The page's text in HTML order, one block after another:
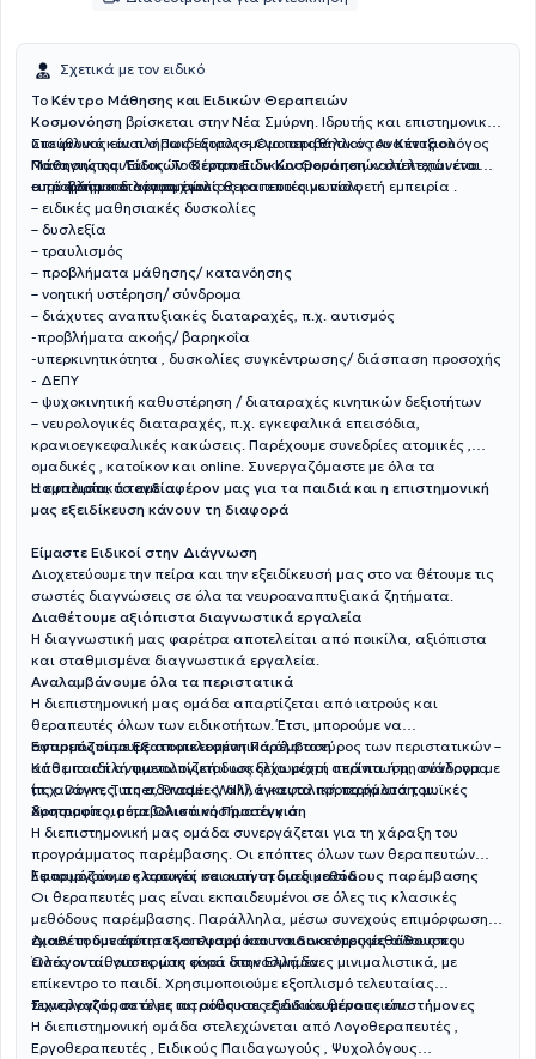
Σχετικά με τον ειδικό
Το Κέντρο Μάθησης και Ειδικών Θεραπειών
Κοσμονόηση βρίσκεται στην Νέα Σμύρνη. Ιδρυτής και επιστημονικά
υπεύθυνος είναι ο Παιδίατρος – Ομοιοπαθητικός Αναπτυξιολόγος
Παναγιώτης Λάιος. Το Κέντρο Ειδικών Θεραπειών στελεχώνεται
από άρτια καταρτισμένους θεραπευτές με πολυετή εμπειρία .
Στο φιλικό και πλήρως εξοπλισμένο περιβάλλον τουΚέντρου
Μάθησης και Ειδικών Θεραπειών Κοσμονόησηκαλύπτεται ένα
ευρύ φάσμα διαταραχών:
– προβλήματα λόγου, ομιλίας και επικοινωνίας
– ειδικές μαθησιακές δυσκολίες
– δυσλεξία
– τραυλισμός
– προβλήματα μάθησης/ κατανόησης
– νοητική υστέρηση/ σύνδρομα
– διάχυτες αναπτυξιακές διαταραχές, π.χ. αυτισμός
-προβλήματα ακοής/ βαρηκοΐα
-υπερκινητικότητα , δυσκολίες συγκέντρωσης/ διάσπαση προσοχής
- ΔΕΠΥ
– ψυχοκινητική καθυστέρηση / διαταραχές κινητικών δεξιοτήτων
– νευρολογικές διαταραχές, π.χ. εγκεφαλικά επεισόδια,
κρανιοεγκεφαλικές κακώσεις. Παρέχουμε συνεδρίες ατομικές ,
ομαδικές , κατοίκον και online. Συνεργαζόμαστε με όλα τα
ασφαλιστικά ταμεία.
Η εμπειρία, το ενδιαφέρον μας για τα παιδιά και η επιστημονική
μας εξειδίκευση κάνουν τη διαφορά
Είμαστε Ειδικοί στην Διάγνωση
Διοχετεύουμε την πείρα και την εξειδίκευσή μας στο να θέτουμε τις
σωστές διαγνώσεις σε όλα τα νευροαναπτυξιακά ζητήματα.
Διαθέτουμε αξιόπιστα διαγνωστικά εργαλεία
Η διαγνωστική μας φαρέτρα αποτελείται από ποικίλα, αξιόπιστα
και σταθμισμένα διαγνωστικά εργαλεία.
Αναλαμβάνουμε όλα τα περιστατικά
Η διεπιστημονική μας ομάδα απαρτίζεται από ιατρούς και
θεραπευτές όλων των ειδικοτήτων. Έτσι, μπορούμε να
αντιμετωπίσουμε αποτελεσματικά όλο το εύρος των περιστατικών –
από μια απλή φωνολογική δυσκολία μέχρι σπάνια ή μη σύνδρομα
(π.χ. Down, Turner, Prader-Willi), εγκεφαλική παράλυση, μυϊκές
δυστροφίες, μεταβολικά νοσήματα κ.ά.
Εφαρμόζουμε Εξατομικευμένη Παρέμβαση
Κάθε παιδί αντιμετωπίζεται ως ξεχωριστή περίπτωση, ανάλογα με
τις ανάγκες, τις αδυναμίες, αλλά και τα προτερήματά του.
Χρησιμοποιούμε Ολιστική Προσέγγιση
Η διεπιστημονική μας ομάδα συνεργάζεται για τη χάραξη του
προγράμματος παρέμβασης. Οι επόπτες όλων των θεραπευτών
λειτουργούν ως αρωγοί σε αυτή τη διαδικασία.
Εφαρμόζουμε κλασικές και καινοτόμες μεθόδους παρέμβασης
Οι θεραπευτές μας είναι εκπαιδευμένοι σε όλες τις κλασικές
μεθόδους παρέμβασης. Παράλληλα, μέσω συνεχούς επιμόρφωσης,
έχουν τη δυνατότητα να εφαρμόσουν καινοτόμες μεθόδους που
εισάγονται για πρώτη φορά στην Ελλάδα.
Διαθέτουμε άρτιο εξοπλισμό και παιδοκεντρικές αίθουσες
Όλες οι αίθουσες μας είναι διακοσμημένες μινιμαλιστικά, με
επίκεντρο το παιδί. Χρησιμοποιούμε εξοπλισμό τελευταίας
τεχνολογίας σε όλες τις αίθουσες ειδικών θεραπειών.
Συνεργαζόμαστε με ιατρούς και εξειδικευμένους επιστήμονες
Η διεπιστημονική ομάδα στελεχώνεται από Λογοθεραπευτές ,
Εργοθεραπευτές , Ειδικούς Παιδαγωγούς , Ψυχολόγους